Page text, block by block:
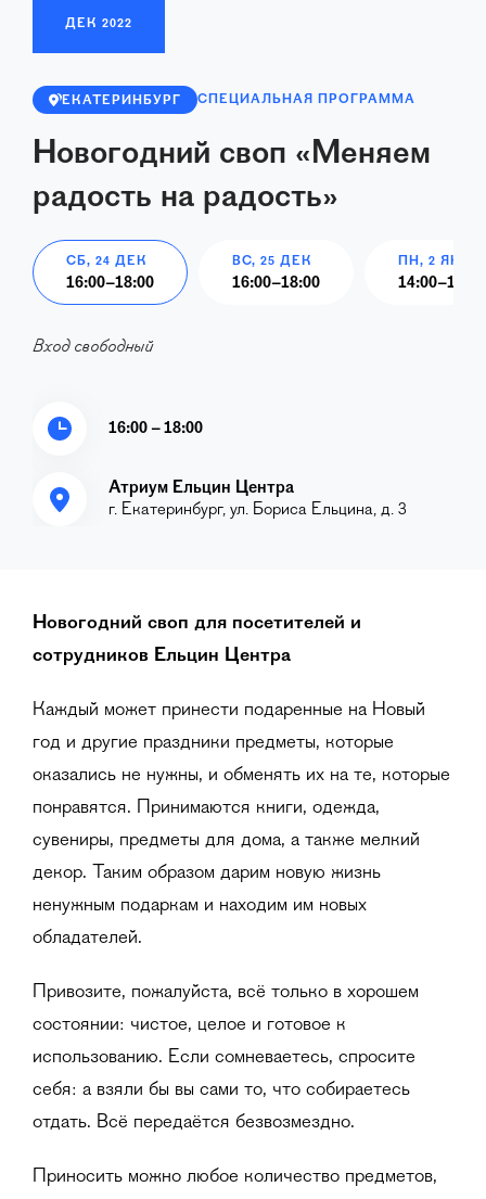
ДЕК 2022
ЕКАТЕРИНБУРГ СПЕЦИАЛЬНАЯ ПРОГРАММА
Новогодний своп «Меняем
радость на радость»
СБ, 24 ДЕК
16:00–18:00
ВС, 25 ДЕК
16:00–18:00
ПН, 2 ЯНВ
14:00–18:00
Вход свободный
16:00 – 18:00
Атриум Ельцин Центра
г. Екатеринбург, ул. Бориса Ельцина, д. 3
Новогодний своп для посетителей и
сотрудников Ельцин Центра
Каждый может принести подаренные на Новый
год и другие праздники предметы, которые
оказались не нужны, и обменять их на те, которые
понравятся. Принимаются книги, одежда,
сувениры, предметы для дома, а также мелкий
декор. Таким образом дарим новую жизнь
ненужным подаркам и находим им новых
обладателей.
Привозите, пожалуйста, всё только в хорошем
состоянии: чистое, целое и готовое к
использованию. Если сомневаетесь, спросите
себя: а взяли бы вы сами то, что собираетесь
отдать. Всё передаётся безвозмездно.
Приносить можно любое количество предметов,